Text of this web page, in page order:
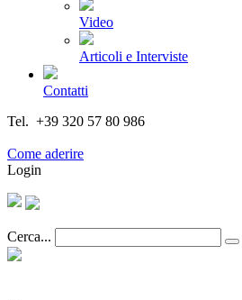
Video
Articoli e Interviste
Contatti
Tel. +39 320 57 80 986
Come aderire
Login
Cerca...